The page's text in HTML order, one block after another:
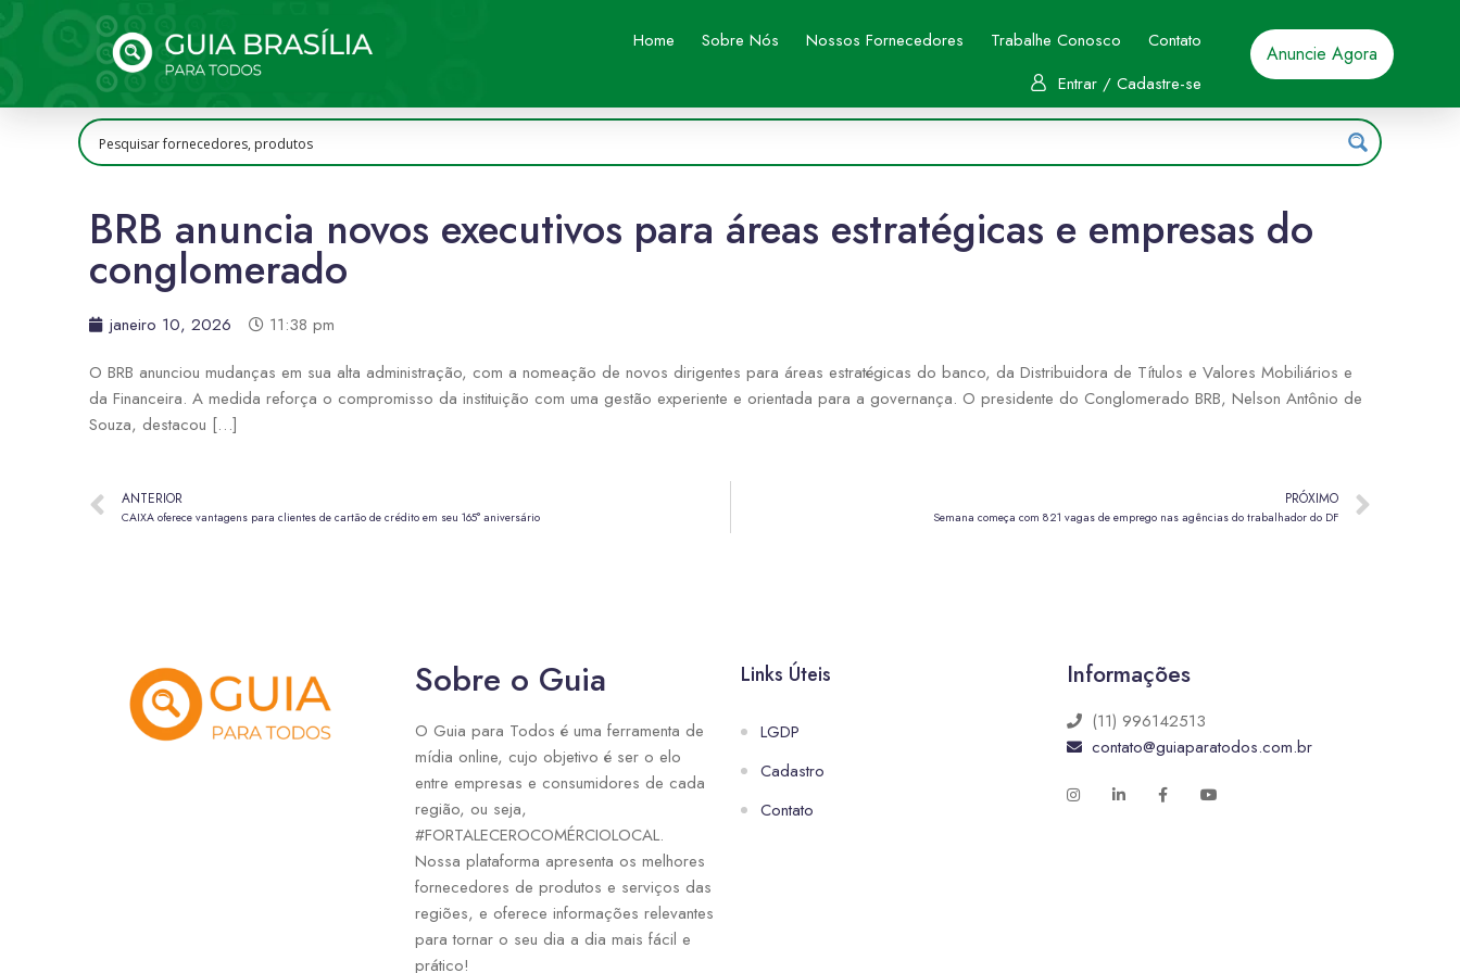
Home Sobre Nós Nossos Fornecedores Trabalhe Conosco
Contato
Entrar / Cadastre-se
Anuncie Agora
BRB anuncia novos executivos para áreas estratégicas e empresas do
conglomerado
janeiro 10, 2026
11:38 pm
O BRB anunciou mudanças em sua alta administração, com a nomeação de novos dirigentes para áreas estratégicas do banco, da Distribuidora de Títulos e Valores Mobiliários e
da Financeira. A medida reforça o compromisso da instituição com uma gestão experiente e orientada para a governança. O presidente do Conglomerado BRB, Nelson Antônio de
Souza, destacou […]
ANTERIOR
CAIXA oferece vantagens para clientes de cartão de crédito em seu 165° aniversário
PRÓXIMO
Semana começa com 821 vagas de emprego nas agências do trabalhador do DF
Sobre o Guia
O Guia para Todos é uma ferramenta de
mídia online, cujo objetivo é ser o elo
entre empresas e consumidores de cada
região, ou seja,
#FORTALECEROCOMÉRCIOLOCAL.
Nossa plataforma apresenta os melhores
fornecedores de produtos e serviços das
regiões, e oferece informações relevantes
para tornar o seu dia a dia mais fácil e
prático!
Links Úteis
LGDP
Cadastro
Contato
Informações
(11) 996142513
contato@guiaparatodos.com.br